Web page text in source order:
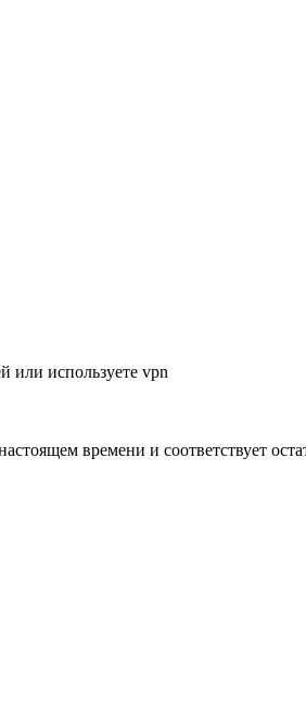
или используете vpn
времени и соответствует